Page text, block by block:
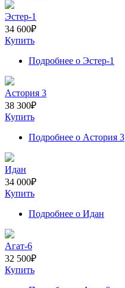
Эстер-1
34 600₽
Купить
Подробнее о Эстер-1
Астория 3
38 300₽
Купить
Подробнее о Астория 3
Идан
34 000₽
Купить
Подробнее о Идан
Агат-6
32 500₽
Купить